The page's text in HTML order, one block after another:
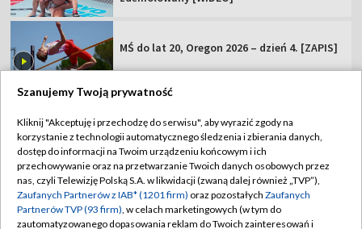
MŚ do lat 20, Oregon 2026 – dzień 4. [ZAPIS]
TVP
Abonament TVP
Sklep TVP
Biuro Reklamy
Regulamin TVP
Polityka prywatności
Moje zgody
Szanujemy Twoją prywatność
Kliknij "Akceptuję i przechodzę do serwisu", aby wyrazić zgody na
korzystanie z technologii automatycznego śledzenia i zbierania danych,
dostęp do informacji na Twoim urządzeniu końcowym i ich
przechowywanie oraz na przetwarzanie Twoich danych osobowych przez
nas, czyli Telewizję Polską S.A. w likwidacji (zwaną dalej również „TVP”),
Zaufanych Partnerów z IAB* (1201 firm) oraz pozostałych Zaufanych
Partnerów TVP (93 firm), w celach marketingowych (w tym do
zautomatyzowanego dopasowania reklam do Twoich zainteresowań i